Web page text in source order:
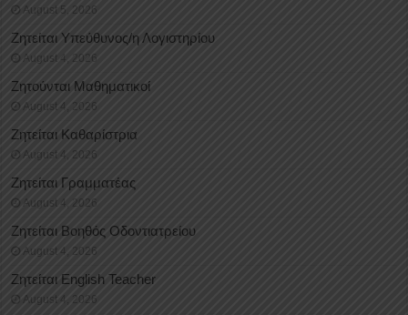
August 5, 2026
Ζητείται Υπεύθυνος/η Λογιστηρίου
August 4, 2026
Ζητούνται Μαθηματικοί
August 4, 2026
Ζητείται Καθαρίστρια
August 4, 2026
Ζητείται Γραμματέας
August 4, 2026
Ζητείται Βοηθός Οδοντιατρείου
August 4, 2026
Ζητείται English Teacher
August 4, 2026